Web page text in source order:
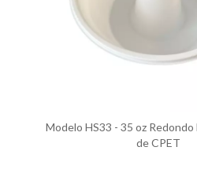
Modelo HS33 - 35 oz Redondo
de CPET